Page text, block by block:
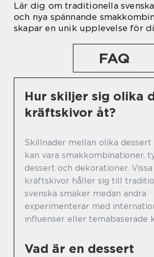
Lär dig om traditionella
och nya spännande
skapar en unik upplevelse för
FAQ
Hur skiljer sig olika
kräftskivor åt?
Skillnader mellan olika
kan vara smakkombinationer,
dessert och dekorationer.
kräftskivor håller sig till
svenska smaker medan andra
experimenterar med
influenser eller temabaserade
Vad är en dessert